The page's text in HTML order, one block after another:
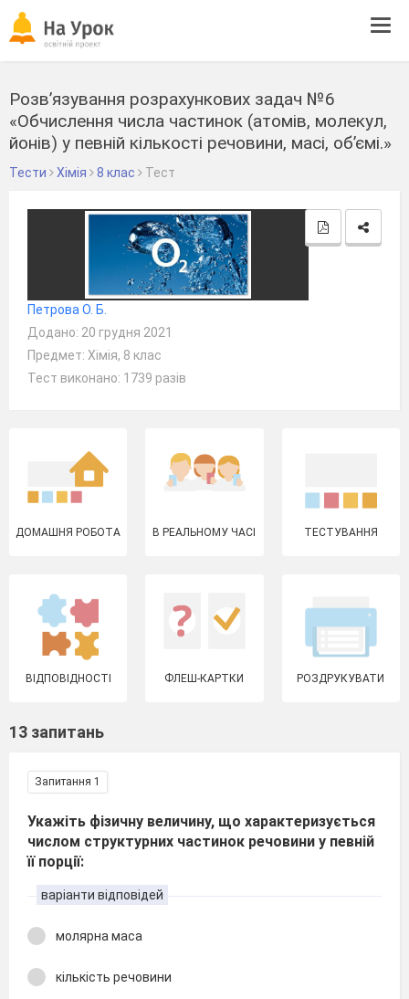
Розв’язування розрахункових задач №6
«Обчислення числа частинок (атомів, молекул,
йонів) у певній кількості речовини, масі, об’ємі.»
Тести Хімія 8 клас Тест
Петрова О. Б.
Додано: 20 грудня 2021
Предмет: Хімія, 8 клас
Тест виконано: 1739 разів
ДОМАШНЯ РОБОТА В РЕАЛЬНОМУ ЧАСІ ТЕСТУВАННЯ
ВІДПОВІДНОСТІ ФЛЕШ-КАРТКИ РОЗДРУКУВАТИ
13 запитань
Запитання 1
Укажіть фізичну величину, що характеризується
числом структурних частинок речовини у певній
її порції:
варіанти відповідей
молярна маса
кількість речовини